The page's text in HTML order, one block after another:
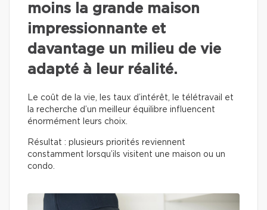
moins la grande maison
impressionnante et
davantage un milieu de vie
adapté à leur réalité.
Le coût de la vie, les taux d’intérêt, le télétravail et
la recherche d’un meilleur équilibre influencent
énormément leurs choix.
Résultat : plusieurs priorités reviennent
constamment lorsqu’ils visitent une maison ou un
condo.